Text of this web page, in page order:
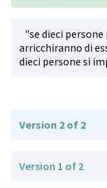
"se dieci
arricchiranno di
dieci persone si
Version 2 of 2
Version 1 of 2